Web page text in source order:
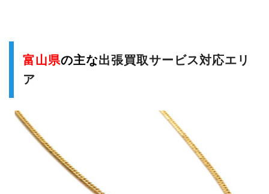
富山県の主な出張買取サービス対応エリ
ア